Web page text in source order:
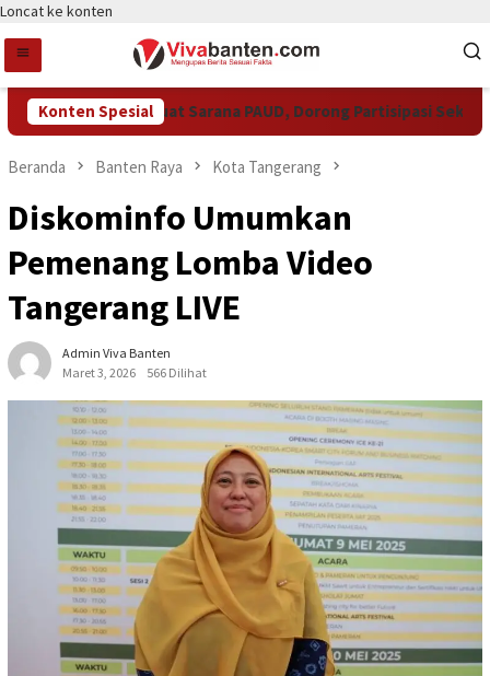
Loncat ke konten
Konten Spesial
Tangsel Perkuat Sarana PAUD, Dorong Partisipasi Sekolah
Beranda Banten Raya Kota Tangerang
Diskominfo Umumkan
Pemenang Lomba Video
Tangerang LIVE
Admin Viva Banten
Maret 3, 2026
566 Dilihat